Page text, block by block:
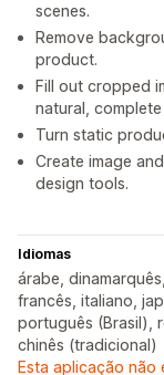
scenes.
Remove
product.
Fill out cropped
natural,
Turn static
Create image
design tools.
Idiomas
árabe,
francês, italiano,
português (Brasil),
chinês (tradicional)
Esta aplicação